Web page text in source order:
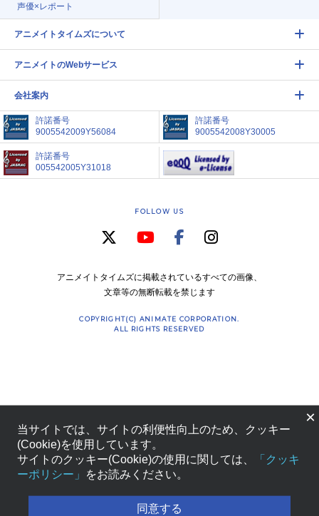
声優×レポート
アニメイトタイムズについて
アニメイトのWebサービス
会社案内
許諾番号
9005542009Y56084
許諾番号
9005542008Y30005
許諾番号
005542005Y31018
FOLLOW US
アニメイトタイムズに掲載されているすべての画像、
文章等の無断転載を禁じます
COPYRIGHT(C) ANIMATE CORPORATION.
ALL RIGHTS RESERVED
×
当サイトでは、サイトの利便性向上のため、クッキー
(Cookie)を使用しています。
サイトのクッキー(Cookie)の使用に関しては、
「クッキ
ーポリシー」
をお読みください。
同意する